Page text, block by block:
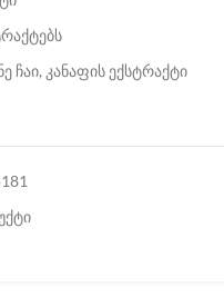
ჩაი, კანაფის ექსტრაქტი